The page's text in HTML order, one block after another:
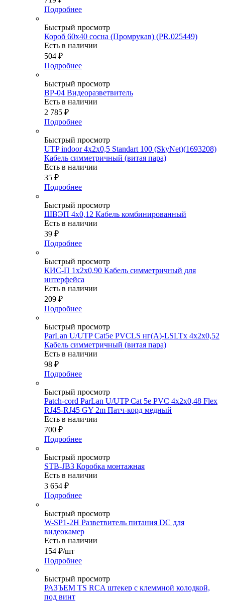
Подробнее
Быстрый просмотр
Короб 60х40 сосна (Промрукав) (PR.025449)
Есть в наличии
504 ₽
Подробнее
Быстрый просмотр
ВР-04 Видеоразветвитель
Есть в наличии
2 785 ₽
Подробнее
Быстрый просмотр
UTP indoor 4x2x0,5 Standart 100 (SkyNet)(1693208)
Кабель симметричный (витая пара)
Есть в наличии
35 ₽
Подробнее
Быстрый просмотр
ШВЭП 4х0,12 Кабель комбинированный
Есть в наличии
39 ₽
Подробнее
Быстрый просмотр
КИС-П 1х2х0,90 Кабель симметричный для
интерфейса
Есть в наличии
209 ₽
Подробнее
Быстрый просмотр
ParLan U/UTP Cat5e PVCLS нг(А)-LSLTx 4х2х0,52
Кабель симметричный (витая пара)
Есть в наличии
98 ₽
Подробнее
Быстрый просмотр
Patch-cord ParLan U/UTP Cat 5e PVC 4х2х0,48 Flex
RJ45-RJ45 GY 2m Патч-корд медный
Есть в наличии
700 ₽
Подробнее
Быстрый просмотр
STB-JB3 Коробка монтажная
Есть в наличии
3 654 ₽
Подробнее
Быстрый просмотр
W-SP1-2H Разветвитель питания DC для
видеокамер
Есть в наличии
154 ₽/шт
Подробнее
Быстрый просмотр
РАЗЪЕМ TS RCA штекер с клеммной колодкой,
под винт